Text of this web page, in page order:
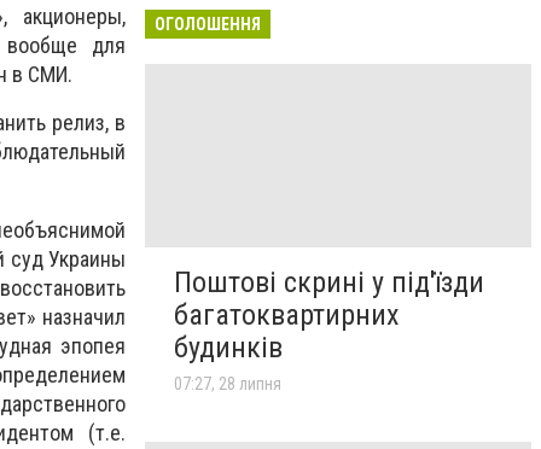
акционеры,
для
в СМИ.
релиз, в
суд Украины
назначил
эпопея
(т.е.
ОГОЛОШЕННЯ
Поштові скрині у під'їзди
багатоквартирних
будинків
07:27, 28 липня